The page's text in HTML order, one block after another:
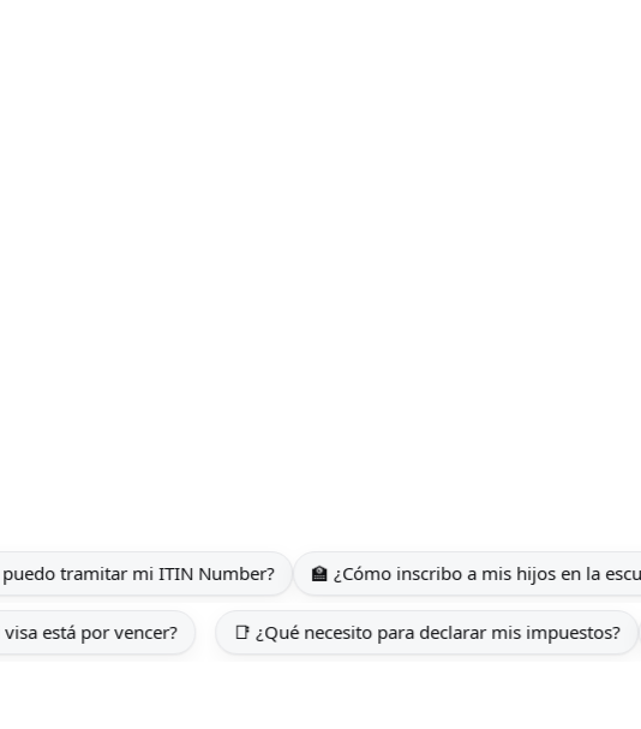
ITIN Number? 🏫 ¿Cómo inscribo a mis hijos en la escuela? 💼
tengo si mi visa está por vencer? 📑 ¿Qué necesito para declarar mis